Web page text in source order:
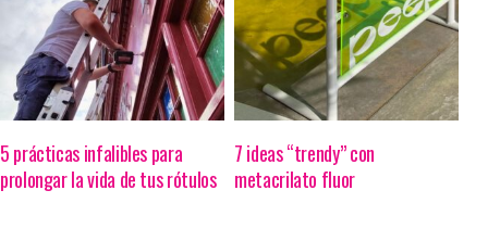
5 prácticas infalibles para
prolongar la vida de tus rótulos
7 ideas “trendy” con
metacrilato fluor